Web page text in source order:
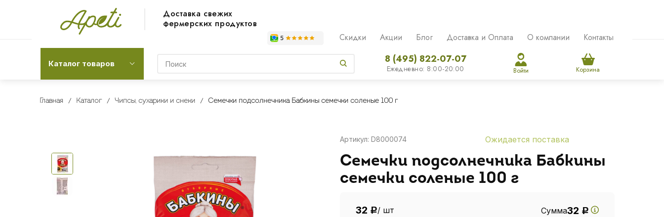
Доставка свежих
фермерских продуктов
Скидки Акции Блог Доставка и Оплата О компании Контакты
Каталог товаров 8 (495) 822-07-07
Ежедневно: 8:00-20:00 Войти Корзина
Главная Каталог Чипсы, сухарики и снеки Семечки подсолнечника Бабкины семечки соленые 100 г
Артикул: D8000074 Ожидается поставка
Семечки подсолнечника Бабкины
семечки соленые 100 г
32 Р/ шт Сумма32 Р